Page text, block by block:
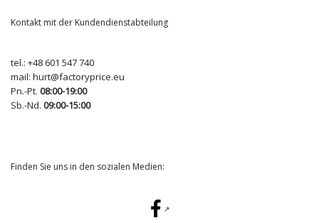
Kontakt mit der Kundendienstabteilung
tel.: +48 601 547 740
mail: hurt@factoryprice.eu
Pn.-Pt. 08:00-19:00
Sb.-Nd. 09:00-15:00
Finden Sie uns in den sozialen Medien: